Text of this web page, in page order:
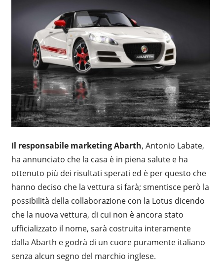
Il responsabile marketing Abarth, Antonio Labate,
ha annunciato che la casa è in piena salute e ha
ottenuto più dei risultati sperati ed è per questo che
hanno deciso che la vettura si farà; smentisce però la
possibilità della collaborazione con la Lotus dicendo
che la nuova vettura, di cui non è ancora stato
ufficializzato il nome, sarà costruita interamente
dalla Abarth e godrà di un cuore puramente italiano
senza alcun segno del marchio inglese.